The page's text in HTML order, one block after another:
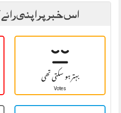
اس خبر پر اپنی
بہتر ہو سکتی تھی
Votes